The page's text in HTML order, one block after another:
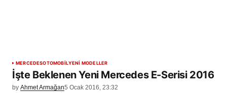
MERCEDESOTOMOBİLYENİ MODELLER
İşte Beklenen Yeni Mercedes E-Serisi 2016
by Ahmet Armağan5 Ocak 2016, 23:32